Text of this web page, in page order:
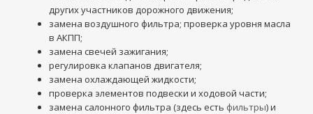
других участников дорожного движения;
замена воздушного фильтра; проверка уровня масла
в АКПП;
замена свечей зажигания;
регулировка клапанов двигателя;
замена охлаждающей жидкости;
проверка элементов подвески и ходовой части;
замена салонного фильтра (здесь есть фильтры) и